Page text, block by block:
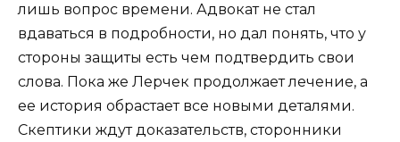
лишь вопрос времени. Адвокат не стал
вдаваться в подробности, но дал понять, что у
стороны защиты есть чем подтвердить свои
слова. Пока же Лерчек продолжает лечение, а
ее история обрастает все новыми деталями.
Скептики ждут доказательств, сторонники